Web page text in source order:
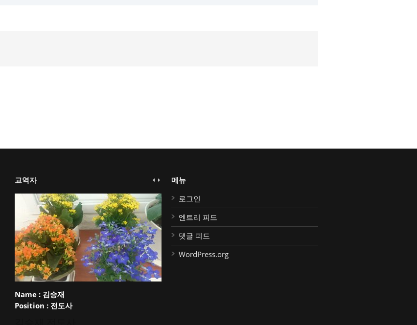
교역자
Name :김승재
Position :전도사
메뉴
로그인
엔트리 피드
댓글 피드
WordPress.org